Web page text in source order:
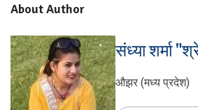
About Author
संध्या शर्मा
औझर (मध्य प्रदेश)